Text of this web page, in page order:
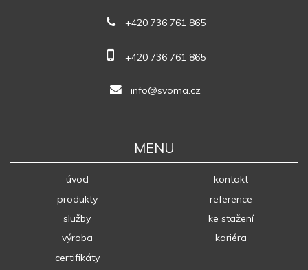
+420 736 761 865
+420 736 761 865
info@svoma.cz
MENU
úvod
kontakt
produkty
reference
služby
ke stažení
výroba
kariéra
certifikáty